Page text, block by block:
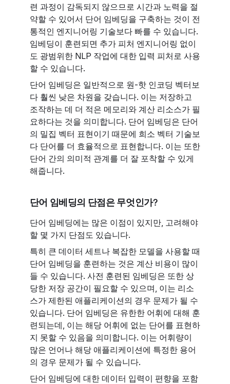
련 과정이 감독되지 않으므로 시간과 노력을 절
약할 수 있어서 단어 임베딩을 구축하는 것이 전
통적인 엔지니어링 기술보다 빠를 수 있습니다.
임베딩이 훈련되면 추가 피처 엔지니어링 없이
도 광범위한 NLP 작업에 대한 입력 피처로 사용
할 수 있습니다.
단어 임베딩은 일반적으로 원-핫 인코딩 벡터보
다 훨씬 낮은 차원을 갖습니다. 이는 저장하고
조작하는 데 더 적은 메모리와 계산 리소스가 필
요하다는 것을 의미합니다. 단어 임베딩은 단어
의 밀집 벡터 표현이기 때문에 희소 벡터 기술보
다 단어를 더 효율적으로 표현합니다. 이는 또한
단어 간의 의미적 관계를 더 잘 포착할 수 있게
해줍니다.
단어 임베딩의 단점은 무엇인가?
단어 임베딩에는 많은 이점이 있지만, 고려해야
할 몇 가지 단점도 있습니다.
특히 큰 데이터 세트나 복잡한 모델을 사용할 때
단어 임베딩을 훈련하는 것은 계산 비용이 많이
들 수 있습니다. 사전 훈련된 임베딩은 또한 상
당한 저장 공간이 필요할 수 있으며, 이는 리소
스가 제한된 애플리케이션의 경우 문제가 될 수
있습니다. 단어 임베딩은 유한한 어휘에 대해 훈
련되는데, 이는 해당 어휘에 없는 단어를 표현하
지 못할 수 있음을 의미합니다. 이는 어휘량이
많은 언어나 해당 애플리케이션에 특정한 용어
의 경우 문제가 될 수 있습니다.
단어 임베딩에 대한 데이터 입력이 편향을 포함